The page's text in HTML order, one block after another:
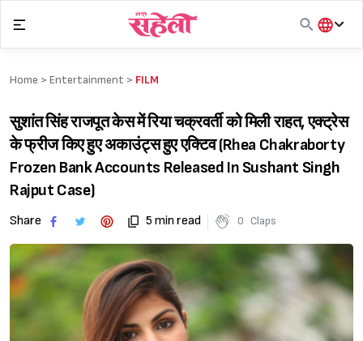
content
हिंदी
Home > Entertainment > FILM
सुशांत सिंह राजपूत केस में रिया चक्रवर्ती को मिली राहत, एक्ट्रेस
के फ्रीज किए हुए अकाउंट्स हुए एक्टिव (Rhea Chakraborty
Frozen Bank Accounts Released In Sushant Singh
Rajput Case)
Share 5 min read 0 Claps